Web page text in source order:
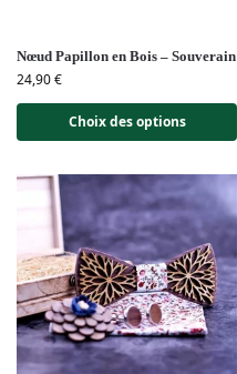
Nœud Papillon en Bois – Souverain
24,90€
Choix des options